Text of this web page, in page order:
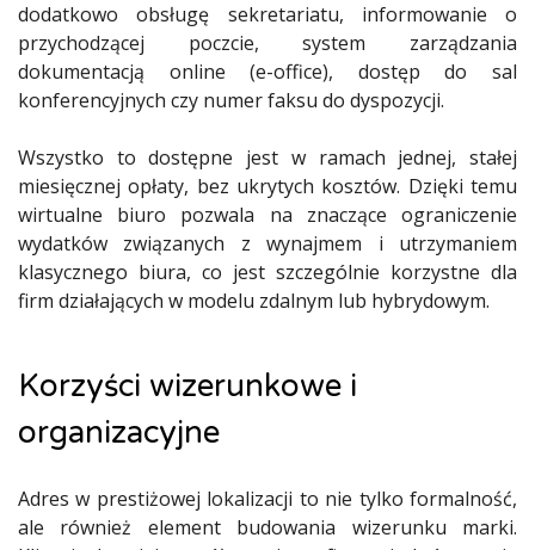
dodatkowo obsługę sekretariatu, informowanie o
przychodzącej poczcie, system zarządzania
dokumentacją online (e-office), dostęp do sal
konferencyjnych czy numer faksu do dyspozycji.
Wszystko to dostępne jest w ramach jednej, stałej
miesięcznej opłaty, bez ukrytych kosztów. Dzięki temu
wirtualne biuro pozwala na znaczące ograniczenie
wydatków związanych z wynajmem i utrzymaniem
klasycznego biura, co jest szczególnie korzystne dla
firm działających w modelu zdalnym lub hybrydowym.
Korzyści wizerunkowe i
organizacyjne
Adres w prestiżowej lokalizacji to nie tylko formalność,
ale również element budowania wizerunku marki.